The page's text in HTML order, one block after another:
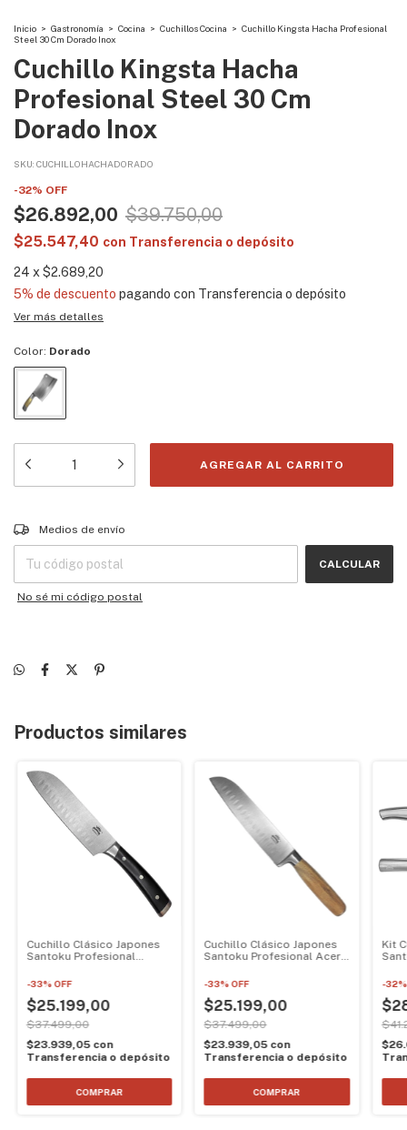
Inicio > Gastronomía > Cocina > Cuchillos Cocina > Cuchillo Kingsta Hacha Profesional
Steel 30 Cm Dorado Inox
Cuchillo Kingsta Hacha
Profesional Steel 30 Cm
Dorado Inox
SKU: CUCHILLOHACHADORADO
-32% OFF
$26.892,00 $39.750,00
$25.547,40 con Transferencia o depósito
24 x $2.689,20
5% de descuento pagando con Transferencia o depósito
Ver más detalles
Color: Dorado
Entregas para el CP:
Medios de envío
CALCULAR
No sé mi código postal
Productos similares
Cuchillo Clásico Japones
Santoku Profesional
-33%OFF
$25.199,00
$37.499,00
$23.939,05 con
Transferencia o depósito
COMPRAR
Cuchillo Clásico Japones
Santoku Profesional Acero
-33%OFF
$25.199,00
$37.499,00
$23.939,05 con
Transferencia o depósito
COMPRAR
Kit
-32